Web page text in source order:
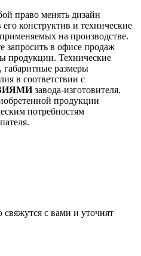
право менять дизайн
конструктив и технические
на производстве.
запросить в офисе продаж
продукции. Технические
габаритные размеры
в соответствии с
завода-изготовителя.
продукции
потребностям
с вами и уточнят